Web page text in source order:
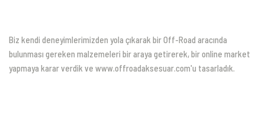
Biz kendi deneyimlerimizden yola çıkarak bir Off-Road aracında
bulunması gereken malzemeleri bir araya getirerek, bir online market
yapmaya karar verdik ve www.offroadaksesuar.com'u tasarladık.